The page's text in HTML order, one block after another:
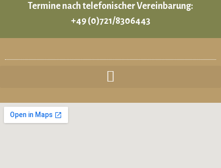
Termine nach telefonischer Vereinbarung:
+49 (0)721/8306443